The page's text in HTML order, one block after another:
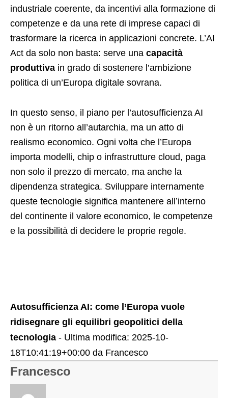
industriale coerente, da incentivi alla formazione di
competenze e da una rete di imprese capaci di
trasformare la ricerca in applicazioni concrete. L’AI
Act da solo non basta: serve una capacità
produttiva in grado di sostenere l’ambizione
politica di un’Europa digitale sovrana.
In questo senso, il piano per l’autosufficienza AI
non è un ritorno all’autarchia, ma un atto di
realismo economico. Ogni volta che l’Europa
importa modelli, chip o infrastrutture cloud, paga
non solo il prezzo di mercato, ma anche la
dipendenza strategica. Sviluppare internamente
queste tecnologie significa mantenere all’interno
del continente il valore economico, le competenze
e la possibilità di decidere le proprie regole.
Autosufficienza AI: come l’Europa vuole
ridisegnare gli equilibri geopolitici della
tecnologia - Ultima modifica: 2025-10-
18T10:41:19+00:00 da Francesco
Francesco